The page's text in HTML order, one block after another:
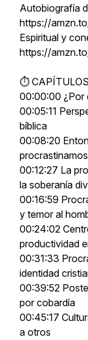
Autobiografía
https://
Espiritual y
https://
⏱ CAPÍTULOS
00:00:00 ¿Por
00:05:11
bíblica
00:08:20
00:12:27 La
la soberanía
00:16:59
y temor al
00:24:02
productividad
00:31:33
identidad
00:39:52
por cobardía
00:45:17
a otros